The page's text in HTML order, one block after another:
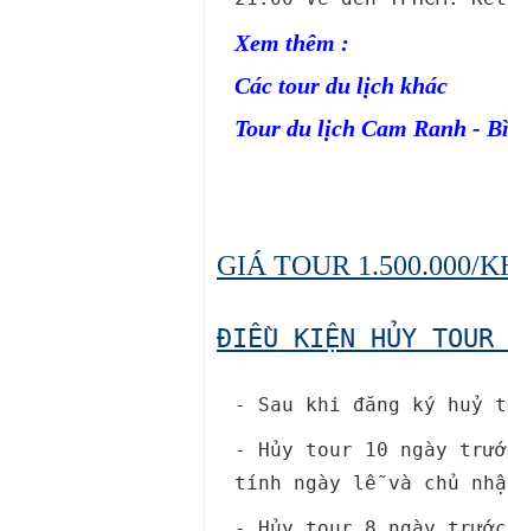
Xem thêm :
Các tour du lịch khác
Tour du lịch Cam Ranh -
GIÁ TOUR 1.500.000/
ĐIỀU KIỆN HỦY TOUR
- Sau khi đăng ký huỷ
- Hủy tour 10 ngày
tính ngày lễ và chủ